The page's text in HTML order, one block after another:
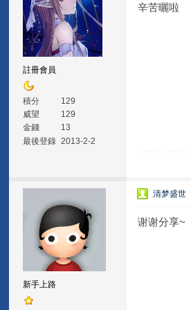
註冊會員
積分
129
威望
129
金錢
13
最後登錄 2013-2-2
辛苦曬啦
新手上路
清梦盛世
谢谢分享~